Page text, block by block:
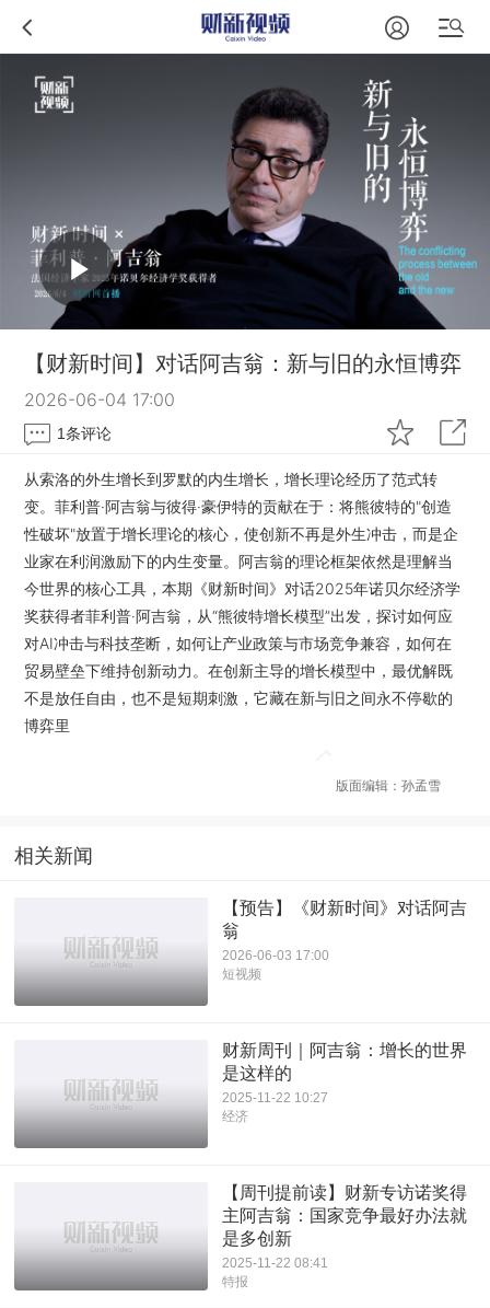
【财新时间】对话阿吉翁：新与旧的永恒博弈
2026-06-04 17:00
1条评论
从索洛的外生增长到罗默的内生增长，增长理论经历了范式转
变。菲利普·阿吉翁与彼得·豪伊特的贡献在于：将熊彼特的"创造
性破坏"放置于增长理论的核心，使创新不再是外生冲击，而是企
业家在利润激励下的内生变量。阿吉翁的理论框架依然是理解当
今世界的核心工具，本期《财新时间》对话2025年诺贝尔经济学
奖获得者菲利普·阿吉翁，从“熊彼特增长模型”出发，探讨如何应
对AI冲击与科技垄断，如何让产业政策与市场竞争兼容，如何在
贸易壁垒下维持创新动力。在创新主导的增长模型中，最优解既
不是放任自由，也不是短期刺激，它藏在新与旧之间永不停歇的
博弈里
版面编辑：孙孟雪
相关新闻
【预告】《财新时间》对话阿吉
翁
2026-06-03 17:00
短视频
财新周刊｜阿吉翁：增长的世界
是这样的
2025-11-22 10:27
经济
【周刊提前读】财新专访诺奖得
主阿吉翁：国家竞争最好办法就
是多创新
2025-11-22 08:41
特报